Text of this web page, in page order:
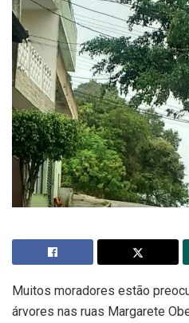
Muitos moradores estão
árvores nas ruas Margarete